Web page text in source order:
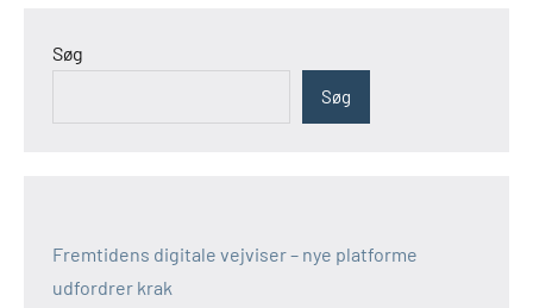
Søg
Søg
Fremtidens digitale vejviser – nye platforme
udfordrer krak